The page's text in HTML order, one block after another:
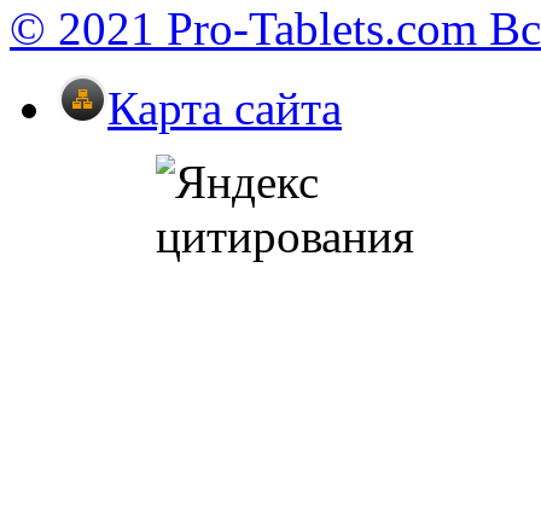
© 2021 Pro-Tablets.com
Карта сайта